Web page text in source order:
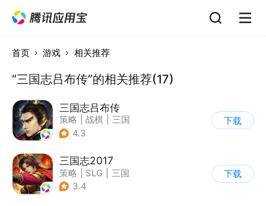
首页 游戏 相关推荐
“三国志吕布传”的相关推荐(17)
三国志吕布传
策略 战棋
三国
| 三国志
4.3
下载
三国志2017
策略 SLG
三国
| 三国志
3.4
下载